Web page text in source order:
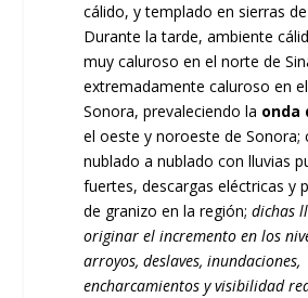
cálido, y templado en sierras
Durante la tarde, ambiente
muy caluroso en el norte de
extremadamente caluroso en
Sonora, prevaleciendo la onda
el oeste y noroeste de Sonora;
nublado a nublado con lluvias
fuertes, descargas eléctricas y
de granizo en la región; dichas
originar el incremento en los
arroyos, deslaves, inundaciones,
encharcamientos y visibilidad